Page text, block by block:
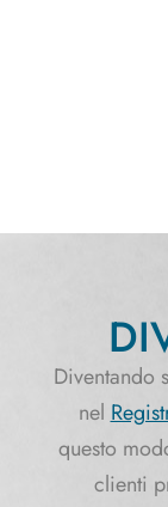
Diventando
nel
questo
clienti